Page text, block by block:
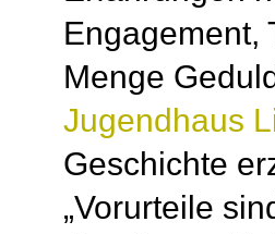
Engagement,
Menge
Jugendhaus
Geschichte
„Vorurteile